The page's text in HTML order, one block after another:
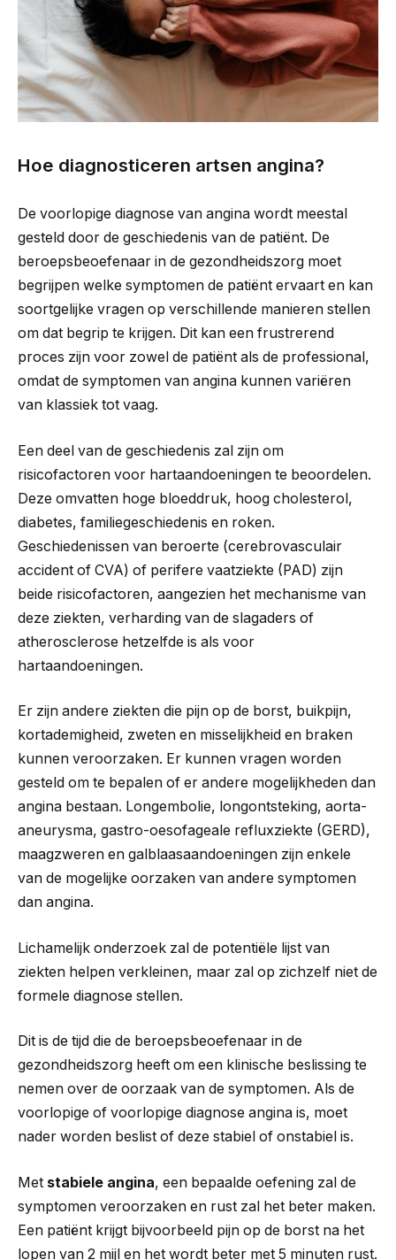
Hoe diagnosticeren artsen angina?
De voorlopige diagnose van angina wordt meestal
gesteld door de geschiedenis van de patiënt. De
beroepsbeoefenaar in de gezondheidszorg moet
begrijpen welke symptomen de patiënt ervaart en kan
soortgelijke vragen op verschillende manieren stellen
om dat begrip te krijgen. Dit kan een frustrerend
proces zijn voor zowel de patiënt als de professional,
omdat de symptomen van angina kunnen variëren
van klassiek tot vaag.
Een deel van de geschiedenis zal zijn om
risicofactoren voor hartaandoeningen te beoordelen.
Deze omvatten hoge bloeddruk, hoog cholesterol,
diabetes, familiegeschiedenis en roken.
Geschiedenissen van beroerte (cerebrovasculair
accident of CVA) of perifere vaatziekte (PAD) zijn
beide risicofactoren, aangezien het mechanisme van
deze ziekten, verharding van de slagaders of
atherosclerose hetzelfde is als voor
hartaandoeningen.
Er zijn andere ziekten die pijn op de borst, buikpijn,
kortademigheid, zweten en misselijkheid en braken
kunnen veroorzaken. Er kunnen vragen worden
gesteld om te bepalen of er andere mogelijkheden dan
angina bestaan. Longembolie, longontsteking, aorta-
aneurysma, gastro-oesofageale refluxziekte (GERD),
maagzweren en galblaasaandoeningen zijn enkele
van de mogelijke oorzaken van andere symptomen
dan angina.
Lichamelijk onderzoek zal de potentiële lijst van
ziekten helpen verkleinen, maar zal op zichzelf niet de
formele diagnose stellen.
Dit is de tijd die de beroepsbeoefenaar in de
gezondheidszorg heeft om een ​​klinische beslissing te
nemen over de oorzaak van de symptomen. Als de
voorlopige of voorlopige diagnose angina is, moet
nader worden beslist of deze stabiel of onstabiel is.
Met stabiele angina, een bepaalde oefening zal de
symptomen veroorzaken en rust zal het beter maken.
Een patiënt krijgt bijvoorbeeld pijn op de borst na het
lopen van 2 mijl en het wordt beter met 5 minuten rust.